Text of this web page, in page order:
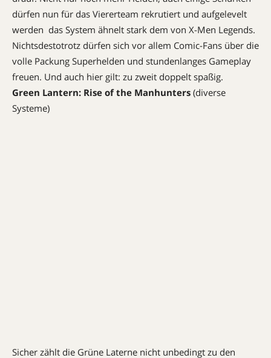
dürfen nun für das Viererteam rekrutiert und aufgelevelt
werden  das System ähnelt stark dem von X-Men Legends.
Nichtsdestotrotz dürfen sich vor allem Comic-Fans über die
volle Packung Superhelden und stundenlanges Gameplay
freuen. Und auch hier gilt: zu zweit doppelt spaßig.
Green Lantern: Rise of the Manhunters (diverse
Systeme)
Sicher zählt die Grüne Laterne nicht unbedingt zu den